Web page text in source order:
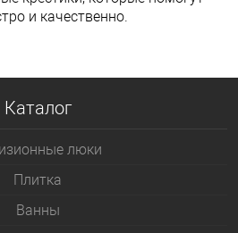
и качественно.
Каталог
люки
Плитка
Bанны